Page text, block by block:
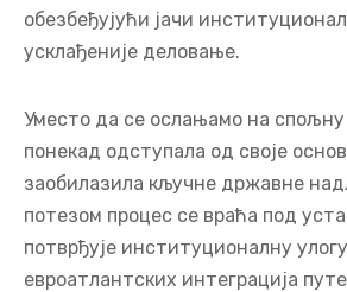
обезбеђујући јачи
усклађеније деловање.
Уместо да се ослањамо на спољну
понекад одступала од своје
заобилазила кључне државне
потезом процес се враћа под
потврђује институционалну
евроатлантских интеграција